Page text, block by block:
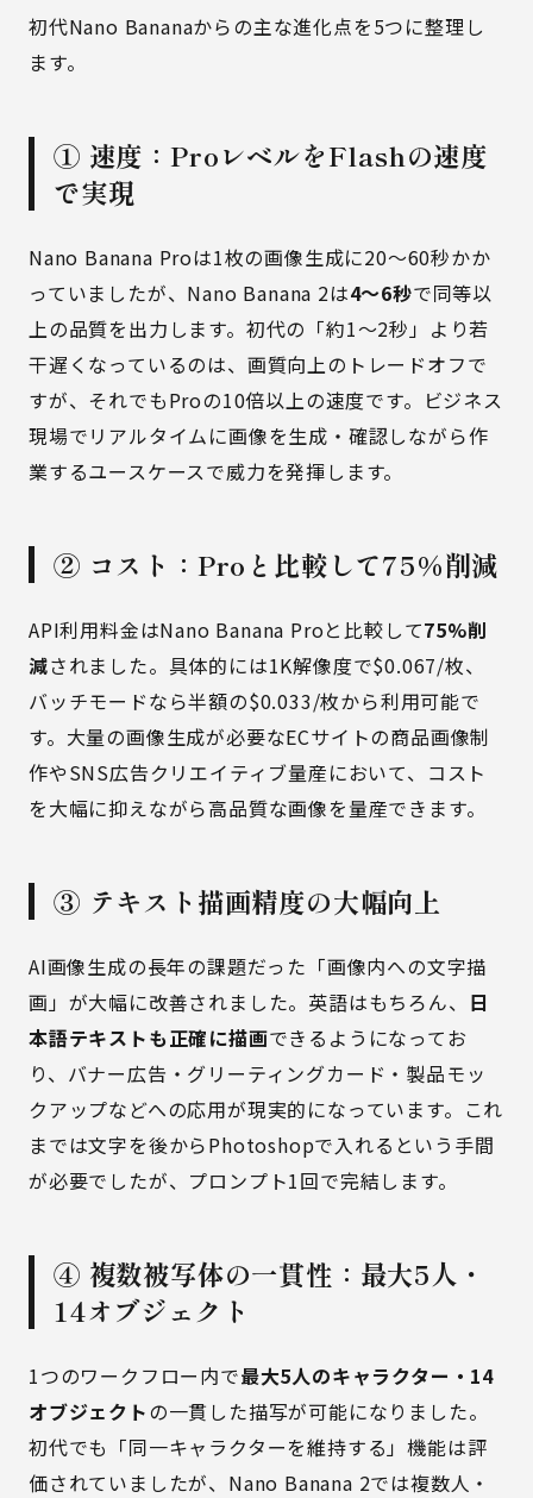
初代Nano Bananaからの主な進化点を5つに整理し
ます。
① 速度：ProレベルをFlashの速度
で実現
Nano Banana Proは1枚の画像生成に20〜60秒かか
っていましたが、Nano Banana 2は4〜6秒で同等以
上の品質を出力します。初代の「約1〜2秒」より若
干遅くなっているのは、画質向上のトレードオフで
すが、それでもProの10倍以上の速度です。ビジネス
現場でリアルタイムに画像を生成・確認しながら作
業するユースケースで威力を発揮します。
② コスト：Proと比較して75%削減
API利用料金はNano Banana Proと比較して75%削
減されました。具体的には1K解像度で$0.067/枚、
バッチモードなら半額の$0.033/枚から利用可能で
す。大量の画像生成が必要なECサイトの商品画像制
作やSNS広告クリエイティブ量産において、コスト
を大幅に抑えながら高品質な画像を量産できます。
③ テキスト描画精度の大幅向上
AI画像生成の長年の課題だった「画像内への文字描
画」が大幅に改善されました。英語はもちろん、 日
本語テキストも正確に描画できるようになってお
り、バナー広告・グリーティングカード・製品モッ
クアップなどへの応用が現実的になっています。これ
までは文字を後からPhotoshopで入れるという手間
が必要でしたが、プロンプト1回で完結します。
④ 複数被写体の一貫性：最大5人・
14オブジェクト
1つのワークフロー内で最大5人のキャラクター・14
オブジェクトの一貫した描写が可能になりました。
初代でも「同一キャラクターを維持する」機能は評
価されていましたが、Nano Banana 2では複数人・